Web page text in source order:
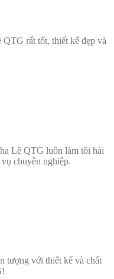
rất tốt, thiết kế đẹp và
Lê QTG luôn làm tôi hài
chuyên nghiệp.
tượng với thiết kế và chất